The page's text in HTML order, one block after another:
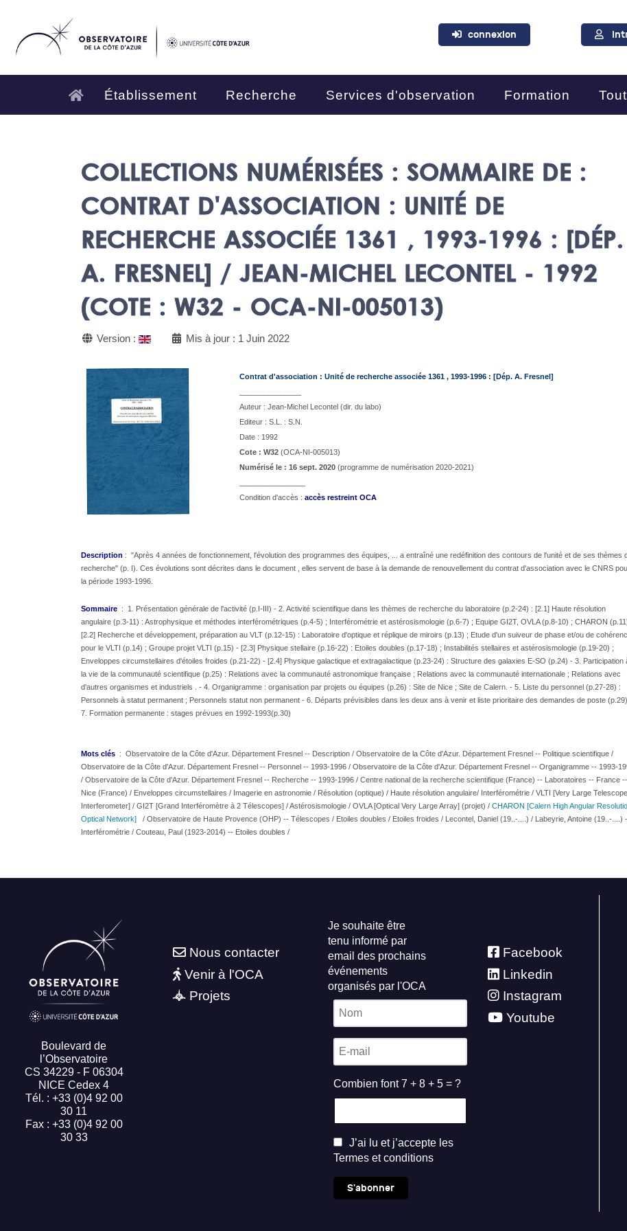
connexion
Établissement Recherche Services d'observation Formation
COLLECTIONS NUMÉRISÉES : SOMMAIRE DE :
CONTRAT D'ASSOCIATION : UNITÉ DE
RECHERCHE ASSOCIÉE 1361 , 1993-1996 : [DÉP.
A. FRESNEL] / JEAN-MICHEL LECONTEL - 1992
(COTE : W32 - OCA-NI-005013)
Version : Mis à jour : 1 Juin 2022
Contrat d'association : Unité de recherche associée 1361 , 1993-1996 : [Dép. A. Fresnel]
Auteur : Jean-Michel Lecontel (dir. du labo)
Editeur : S.L. : S.N.
Date : 1992
Cote : W32 (OCA-NI-005013)
Numérisé le : 16 sept. 2020 (programme de numérisation 2020-2021)
Condition d'accès : accès restreint OCA
Description : "Après 4 années de fonctionnement, l'évolution des programmes des équipes, ... a entraîné une redéfinition des contours de l'unité et de ses thèmes
recherche" (p. I). Ces évolutions sont décrites dans le document , elles servent de base à la demande de renouvellement du contrat d'association avec le CNRS
la période 1993-1996.
Sommaire : 1. Présentation générale de l'activité (p.I-III) - 2. Activité scientifique dans les thèmes de recherche du laboratoire (p.2-24) : [2.1] Haute résolution
angulaire (p.3-11) : Astrophysique et méthodes interférométriques (p.4-5) ; Interférométrie et astérosismologie (p.6-7) ; Equipe GI2T, OVLA (p.8-10) ; CHARON
[2.2] Recherche et développement, préparation au VLT (p.12-15) : Laboratoire d'optique et réplique de miroirs (p.13) ; Etude d'un suiveur de phase et/ou de
pour le VLTI (p.14) ; Groupe projet VLTI (p.15) - [2.3] Physique stellaire (p.16-22) : Etoiles doubles (p.17-18) ; Instabilités stellaires et astérosismologie (p.19-20) ;
Enveloppes circumstellaires d'étoiles froides (p.21-22) - [2.4] Physique galactique et extragalactique (p.23-24) : Structure des galaxies E-SO (p.24) - 3. Participation
la vie de la communauté scientifique (p.25) : Relations avec la communauté astronomique française ; Relations avec la communauté internationale ; Relations avec
d'autres organismes et industriels . - 4. Organigramme : organisation par projets ou équipes (p.26) : Site de Nice ; Site de Calern. - 5. Liste du personnel (p.27-28) :
Personnels à statut permanent ; Personnels statut non permanent - 6. Départs prévisibles dans les deux ans à venir et liste prioritaire des demandes de poste
7. Formation permanente : stages prévues en 1992-1993(p.30)
Mots clés : Observatoire de la Côte d'Azur. Département Fresnel -- Description / Observatoire de la Côte d'Azur. Département Fresnel -- Politique scientifique /
Observatoire de la Côte d'Azur. Département Fresnel -- Personnel -- 1993-1996 / Observatoire de la Côte d'Azur. Département Fresnel -- Organigramme -- 1993-
/ Observatoire de la Côte d'Azur. Département Fresnel -- Recherche -- 1993-1996 / Centre national de la recherche scientifique (France) -- Laboratoires -- France --
Nice (France) / Enveloppes circumstellaires / Imagerie en astronomie / Résolution (optique) / Haute résolution angulaire/ Interférométrie / VLTI [Very Large Telescope
Interferometer] / GI2T [Grand Interféromètre à 2 Télescopes] / Astérosismologie / OVLA [Optical Very Large Array] (projet) / CHARON [Calern High Angular
Optical Network] / Observatoire de Haute Provence (OHP) -- Télescopes / Etoiles doubles / Etoiles froides / Lecontel, Daniel (19..-....) / Labeyrie, Antoine (19..-....)
Interférométrie / Couteau, Paul (1923-2014) -- Etoiles doubles /
Boulevard de
l’Observatoire
CS 34229 - F 06304
NICE Cedex 4
Tél. : +33 (0)4 92 00
30 11
Fax : +33 (0)4 92 00
30 33
Nous contacter
Venir à l'OCA
Projets
Je souhaite être
tenu informé par
email des prochains
événements
organisés par l'OCA
Combien font 7 + 8 + 5 = ?
J’ai lu et j’accepte les
Termes et conditions
S'abonner
Facebook
Linkedin
Instagram
Youtube